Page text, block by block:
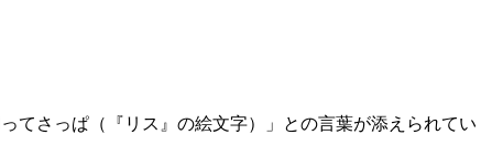
てさっぱ（『リス』の絵文字）」との言葉が添えられてい